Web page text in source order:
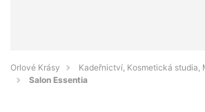
Orlové Krásy
Kadeřnictví, Kosmetická studia,
Salon Essentia